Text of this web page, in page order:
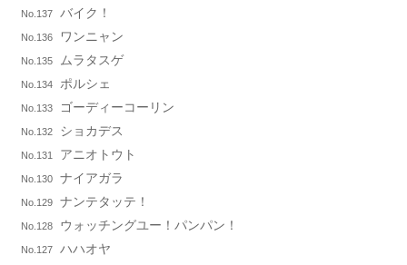
No.137 バイク！
No.136 ワンニャン
No.135 ムラタスゲ
No.134 ポルシェ
No.133 ゴーディーコーリン
No.132 ショカデス
No.131 アニオトウト
No.130 ナイアガラ
No.129 ナンテタッテ！
No.128 ウォッチングユー！パンパン！
No.127 ハハオヤ